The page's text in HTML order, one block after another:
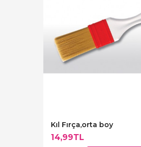
Kıl Fırça,orta boy
14,99TL